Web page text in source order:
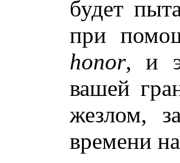
будет
при
honor, и
вашей
жезлом,
времени